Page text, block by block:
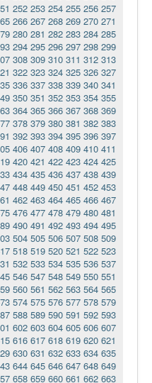
252 253 254 255 256 257
266 267 268 269 270 271
280 281 282 283 284 285
294 295 296 297 298 299
308 309 310 311 312 313
322 323 324 325 326 327
336 337 338 339 340 341
350 351 352 353 354 355
364 365 366 367 368 369
378 379 380 381 382 383
392 393 394 395 396 397
406 407 408 409 410 411
420 421 422 423 424 425
434 435 436 437 438 439
448 449 450 451 452 453
462 463 464 465 466 467
476 477 478 479 480 481
490 491 492 493 494 495
504 505 506 507 508 509
518 519 520 521 522 523
532 533 534 535 536 537
546 547 548 549 550 551
560 561 562 563 564 565
574 575 576 577 578 579
588 589 590 591 592 593
602 603 604 605 606 607
616 617 618 619 620 621
630 631 632 633 634 635
644 645 646 647 648 649
658 659 660 661 662 663